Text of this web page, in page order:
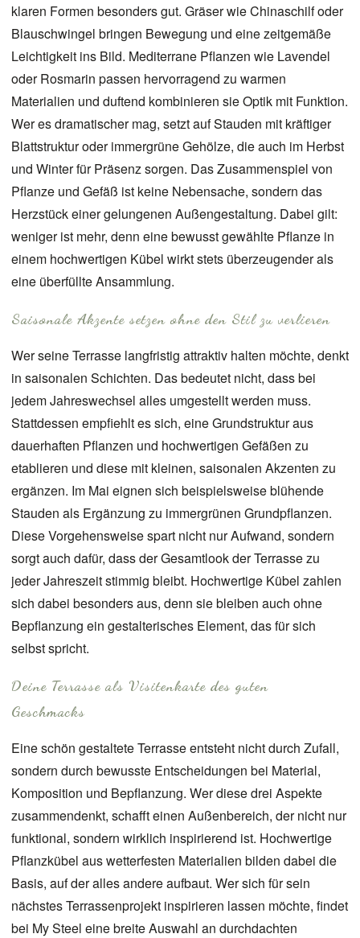
klaren Formen besonders gut. Gräser wie Chinaschilf oder
Blauschwingel bringen Bewegung und eine zeitgemäße
Leichtigkeit ins Bild. Mediterrane Pflanzen wie Lavendel
oder Rosmarin passen hervorragend zu warmen
Materialien und duftend kombinieren sie Optik mit Funktion.
Wer es dramatischer mag, setzt aufStauden mit kräftiger
Blattstruktur oder immergrüne Gehölze, die auch im Herbst
und Winter für Präsenz sorgen. Das Zusammenspiel von
Pflanze und Gefäß ist keine Nebensache, sondern das
Herzstück einer gelungenen Außengestaltung. Dabei gilt:
weniger ist mehr, denn eine bewusst gewählte Pflanze in
einem hochwertigen Kübel wirkt stets überzeugender als
eine überfüllte Ansammlung.
Saisonale Akzente setzen ohne den Stil zu verlieren
Wer seine Terrasse langfristig attraktiv halten möchte, denkt
in saisonalen Schichten. Das bedeutet nicht, dass bei
jedem Jahreswechsel alles umgestellt werden muss.
Stattdessen empfiehlt es sich, eine Grundstruktur aus
dauerhaften Pflanzen und hochwertigen Gefäßen zu
etablieren und diese mit kleinen, saisonalen Akzenten zu
ergänzen. Im Mai eignen sich beispielsweise blühende
Stauden als Ergänzung zu immergrünen Grundpflanzen.
Diese Vorgehensweise spart nicht nur Aufwand, sondern
sorgt auch dafür, dass der Gesamtlook der Terrasse zu
jeder Jahreszeit stimmig bleibt. Hochwertige Kübel zahlen
sich dabei besonders aus, denn sie bleiben auch ohne
Bepflanzung ein gestalterisches Element, das für sich
selbst spricht.
Deine Terrasse als Visitenkarte des guten
Geschmacks
Eine schön gestaltete Terrasse entsteht nicht durch Zufall,
sondern durch bewusste Entscheidungen bei Material,
Komposition und Bepflanzung. Wer diese drei Aspekte
zusammendenkt, schafft einen Außenbereich, der nicht nur
funktional, sondern wirklich inspirierend ist. Hochwertige
Pflanzkübel aus wetterfesten Materialien bilden dabei die
Basis, auf der alles andere aufbaut. Wer sich für sein
nächstes Terrassenprojekt inspirieren lassen möchte, findet
bei My Steel eine breite Auswahl an durchdachten